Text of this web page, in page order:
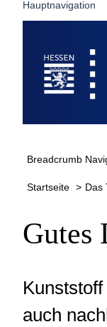
Hauptnavigation
Breadcrumb
Startseite Das
Gutes
auch